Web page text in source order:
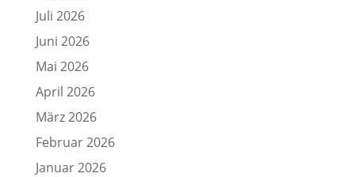
Juli 2026
Juni 2026
Mai 2026
April 2026
März 2026
Februar 2026
Januar 2026